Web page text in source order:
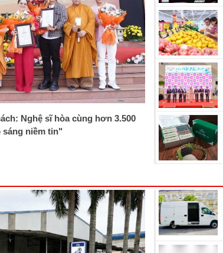
Nghệ sĩ hòa cùng hơn 3.500
niềm tin"